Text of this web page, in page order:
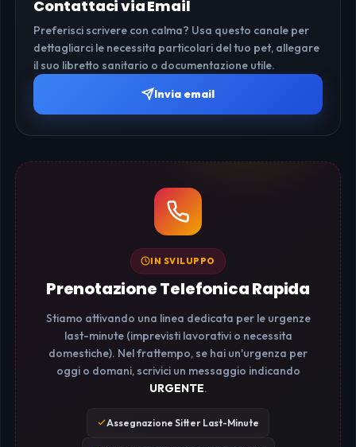
Contattaci via Email
Preferisci scrivere con calma? Usa questo canale per
dettagliarci le necessita particolari del tuo pet, allegare
il suo libretto sanitario o documentazione utile.
Invia email
IN SVILUPPO
Prenotazione Telefonica Rapida
Stiamo attivando una linea dedicata per le urgenze
last-minute (imprevisti lavorativi o necessita
domestiche). Nel frattempo, se hai un'urgenza per
oggi o domani, scrivici un messaggio indicando
URGENTE.
Assegnazione Sitter Last-Minute